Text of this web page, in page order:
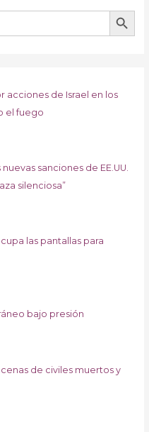
BOTÓN DE
acciones de Israel en los
el fuego
sanciones de EE.UU.
silenciosa”
las pantallas para
bajo presión
de civiles muertos y